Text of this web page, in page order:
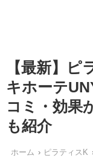
【最新】ピ
キホーテ
コミ・効果
も紹介
ホーム ピラティスK